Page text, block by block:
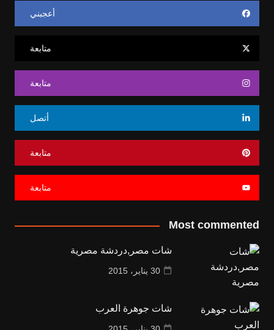
أعجبني
متابعة
متابعة
أتصل
متابعة
متابعة
Most commented
شات مصر,دردشة مصرية
30 يناير، 2015
شات جوهرة العرب